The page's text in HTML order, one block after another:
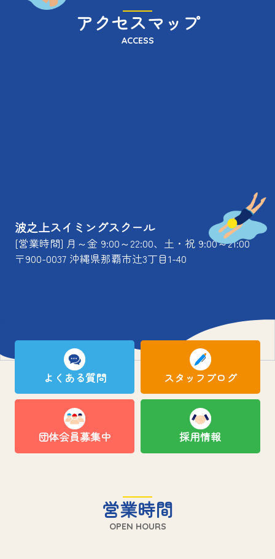
アクセスマップ
ACCESS
波之上スイミングスクール
[営業時間] 月～金 9:00～22:00、土・祝 9:00～21:00
〒900-0037 沖縄県那覇市辻3丁目1-40
よくある質問 スタッフブログ
団体会員募集中 採用情報
営業時間
OPEN HOURS